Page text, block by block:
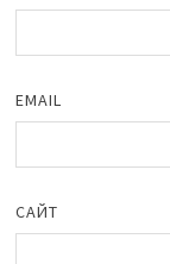
EMAIL
САЙТ